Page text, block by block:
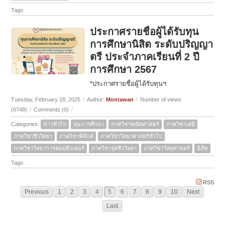
Tags:
ประกาศรายชื่อผู้ได้รับทุน
การศึกษานิสิต ระดับปริญญา
ตรี ประจำภาคเรียนที่ 2 ปี
การศึกษา 2567
*ประกาศรายชื่อผู้ได้รับทุนฯ
Tuesday, February 18, 2025 / Author:Montawan / Number of views
(6748) / Comments (0) /
Categories: ข่าวทั่วไป ทุนการศึกษา ภาควิชาคณิตศาสตร์
ภาควิชาเคมี
ภาควิชาชีววิทยา
ภาควิชาฟิสิกส์
ภาควิชาวิทยาศาสตร์ทั่วไป
ภาควิชาวิทยาการคอมพิวเตอร์
ภาควิชาจุลชีววิทยา ภาควิชาวัสดุศาสตร์ นิสิต
Tags:
RSS
Previous 1 2 3 4 5 6 7 8 9 10
Next
Last